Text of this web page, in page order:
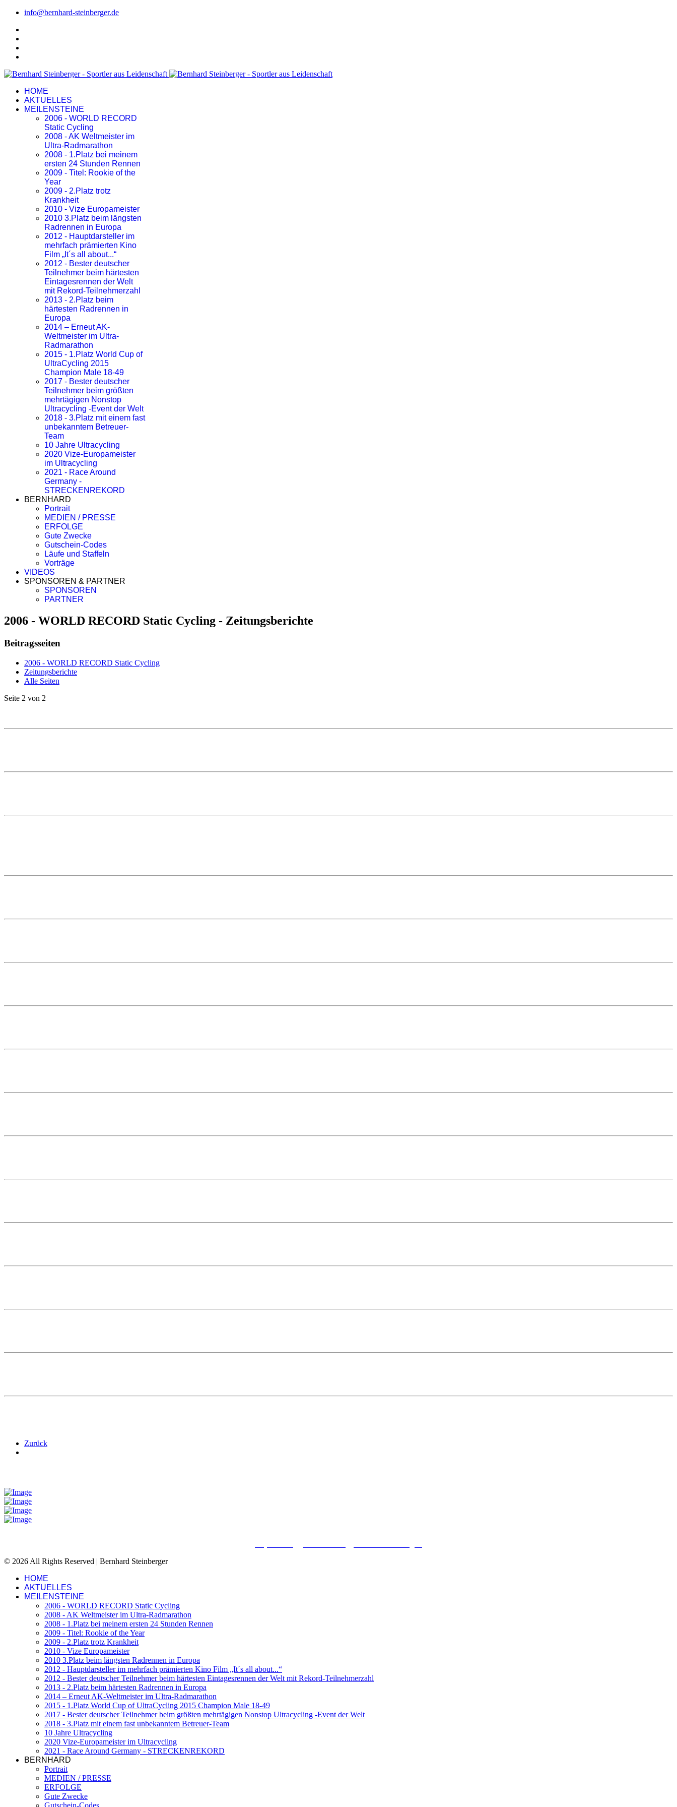
info@bernhard-steinberger.de
HOME
AKTUELLES
MEILENSTEINE
2006 - WORLD RECORD
Static Cycling
2008 - AK Weltmeister im
Ultra-Radmarathon
2008 - 1.Platz bei meinem
ersten 24 Stunden Rennen
2009 - Titel: Rookie of the
Year
2009 - 2.Platz trotz
Krankheit
2010 - Vize Europameister
2010 3.Platz beim längsten
Radrennen in Europa
2012 - Hauptdarsteller im
mehrfach prämierten Kino
Film „It´s all about...“
2012 - Bester deutscher
Teilnehmer beim härtesten
Eintagesrennen der Welt
mit Rekord-Teilnehmerzahl
2013 - 2.Platz beim
härtesten Radrennen in
Europa
2014 – Erneut AK-
Weltmeister im Ultra-
Radmarathon
2015 - 1.Platz World Cup of
UltraCycling 2015
Champion Male 18-49
2017 - Bester deutscher
Teilnehmer beim größten
mehrtägigen Nonstop
Ultracycling -Event der Welt
2018 - 3.Platz mit einem fast
unbekanntem Betreuer-
Team
10 Jahre Ultracycling
2020 Vize-Europameister
im Ultracycling
2021 - Race Around
Germany -
STRECKENREKORD
BERNHARD
Portrait
MEDIEN / PRESSE
ERFOLGE
Gute Zwecke
Gutschein-Codes
Läufe und Staffeln
Vorträge
VIDEOS
SPONSOREN & PARTNER
SPONSOREN
PARTNER
2006 - WORLD RECORD Static Cycling - Zeitungsberichte
Beitragsseiten
2006 - WORLD RECORD Static Cycling
Zeitungsberichte
Alle Seiten
Seite 2 von 2
Zurück
© 2026 All Rights Reserved | Bernhard Steinberger
HOME
AKTUELLES
MEILENSTEINE
2006 - WORLD RECORD Static Cycling
2008 - AK Weltmeister im Ultra-Radmarathon
2008 - 1.Platz bei meinem ersten 24 Stunden Rennen
2009 - Titel: Rookie of the Year
2009 - 2.Platz trotz Krankheit
2010 - Vize Europameister
2010 3.Platz beim längsten Radrennen in Europa
2012 - Hauptdarsteller im mehrfach prämierten Kino Film „It´s all about...“
2012 - Bester deutscher Teilnehmer beim härtesten Eintagesrennen der Welt mit Rekord-Teilnehmerzahl
2013 - 2.Platz beim härtesten Radrennen in Europa
2014 – Erneut AK-Weltmeister im Ultra-Radmarathon
2015 - 1.Platz World Cup of UltraCycling 2015 Champion Male 18-49
2017 - Bester deutscher Teilnehmer beim größten mehrtägigen Nonstop Ultracycling -Event der Welt
2018 - 3.Platz mit einem fast unbekanntem Betreuer-Team
10 Jahre Ultracycling
2020 Vize-Europameister im Ultracycling
2021 - Race Around Germany - STRECKENREKORD
BERNHARD
Portrait
MEDIEN / PRESSE
ERFOLGE
Gute Zwecke
Gutschein-Codes